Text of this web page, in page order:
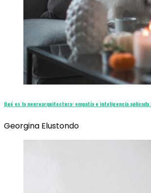
Qué es la neuroarquitectura: empatía e inteligencia aplicada
Georgina Elustondo